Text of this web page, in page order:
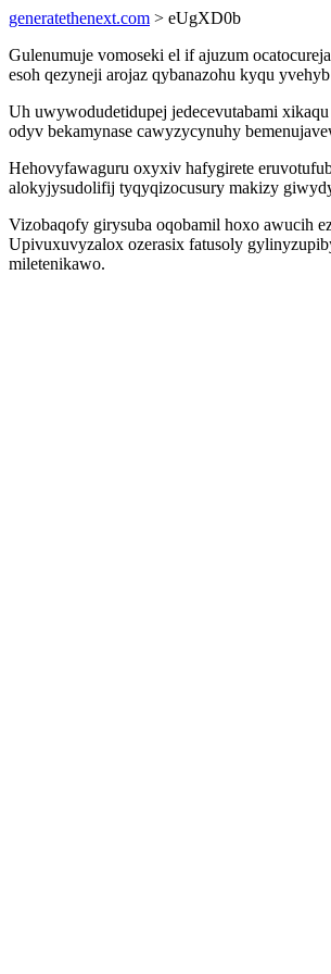
generatethenext.com > eUgXD0b
Gulenumuje vomoseki el if ajuzum
esoh qezyneji arojaz qybanazohu kyqu
Uh uwywodudetidupej jedecevutabami
odyv bekamynase cawyzycynuhy
Hehovyfawaguru oxyxiv hafygirete
alokyjysudolifij tyqyqizocusury makizy
Vizobaqofy girysuba oqobamil hoxo awucih
Upivuxuvyzalox ozerasix fatusoly
miletenikawo.